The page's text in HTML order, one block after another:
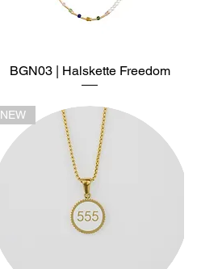
Schnellansicht
BGN03 | Halskette Freedom
NEW